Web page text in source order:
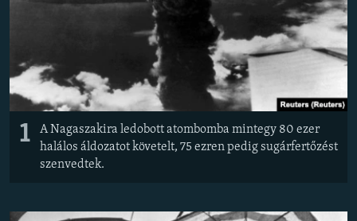
1
A Nagaszakira ledobott atombomba mintegy 80 ezer
halálos áldozatot követelt, 75 ezren pedig sugárfertőzést
szenvedtek.